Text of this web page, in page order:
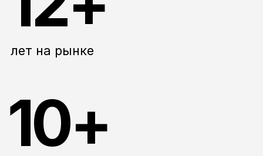
Каждый человек в нашей команде —
только умеют решать нестандартные
задачи, но и подбирают уникальные
инструменты для создания эффективных
стратегий и дизайна. Мы точно знаем, как
найти правильные решения для
достижения бизнес-целей наших клиентов
Правильные решения для достижения